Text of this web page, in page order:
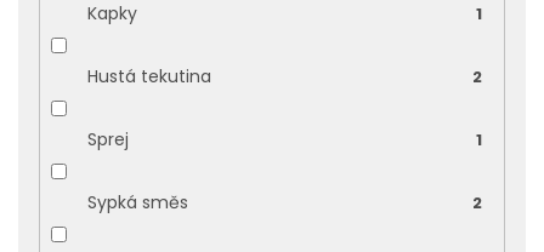
Kapky 1
Hustá tekutina 2
Sprej 1
Sypká směs 2